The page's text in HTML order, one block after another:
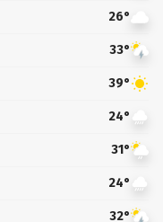
26°
33°
39°
24°
31°
24°
32°